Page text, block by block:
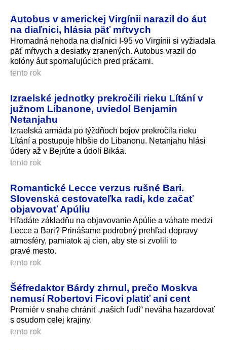
Autobus v americkej Virgínii narazil do áut
na diaľnici, hlásia päť mŕtvych
Hromadná nehoda na diaľnici I-95 vo Virgínii si vyžiadala
päť mŕtvych a desiatky zranených. Autobus vrazil do
kolóny áut spomaľujúcich pred prácami.
tento rok
Izraelské jednotky prekročili rieku Lítání v
južnom Libanone, uviedol Benjamin
Netanjahu
Izraelská armáda po týždňoch bojov prekročila rieku
Lítání a postupuje hlbšie do Libanonu. Netanjahu hlási
údery až v Bejrúte a údolí Bikáa.
tento rok
Romantické Lecce verzus rušné Bari.
Slovenská cestovateľka radí, kde začať
objavovať Apúliu
Hľadáte základňu na objavovanie Apúlie a váhate medzi
Lecce a Bari? Prinášame podrobný prehľad dopravy
atmosféry, pamiatok aj cien, aby ste si zvolili to
pravé mesto.
tento rok
Šéfredaktor Bárdy zhrnul, prečo Moskva
nemusí Robertovi Ficovi platiť ani cent
Premiér v snahe chrániť „našich ľudí“ neváha hazardovať
s osudom celej krajiny.
tento rok